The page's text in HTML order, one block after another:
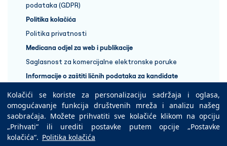
Kolačići se koriste za personalizaciju sadržaja i oglasa,
omogućavanje funkcija društvenih mreža i analizu našeg
saobraćaja. Možete prihvatiti sve kolačiće klikom na opciju
„Prihvati“ ili urediti postavke putem opcije „Postavke
kolačića“. Politika kolačića
podataka (GDPR)
Politika kolačića
Politika privatnosti
Medicana odjel za web i publikacije
Saglasnost za komercijalne elektronske poruke
Informacije o zaštiti ličnih podataka za kandidate
+387 33 848 888
Copyright © 2025 Medicana Health Group